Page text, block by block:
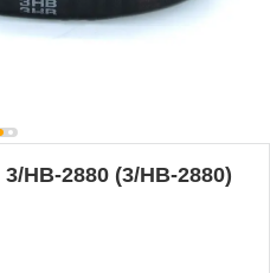
НВ-2880 (3/HB-2880)